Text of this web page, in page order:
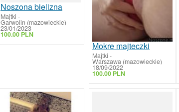
Noszona bielizna
Majtki -
Garwolin (mazowieckie)
23/01/2023
100.00 PLN
Mokre majteczki
Majtki -
Warszawa (mazowieckie)
18/09/2022
100.00 PLN